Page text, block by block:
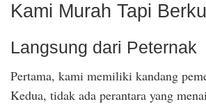
Kami Murah Tapi
Langsung dari Peternak
Pertama, kami memiliki kandang
Kedua, tidak ada perantara yang